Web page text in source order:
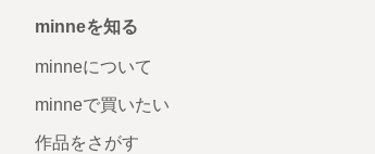
minneを知る
minneについて
minneで買いたい
作品をさがす